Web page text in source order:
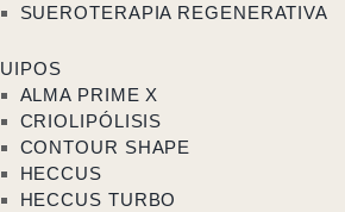
SUEROTERAPIA REGENERATIVA
ALMA PRIME X
CRIOLIPÓLISIS
CONTOUR SHAPE
HECCUS
HECCUS TURBO